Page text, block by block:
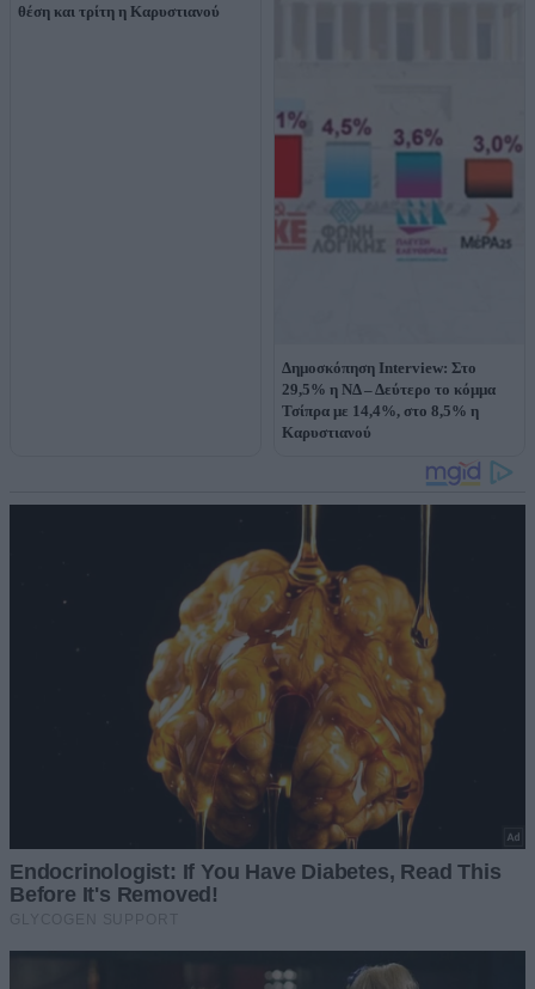
θέση και τρίτη η Καρυστιανού
Δημοσκόπηση Interview: Στο
29,5% η ΝΔ – Δεύτερο το κόμμα
Τσίπρα με 14,4%, στο 8,5% η
Καρυστιανού